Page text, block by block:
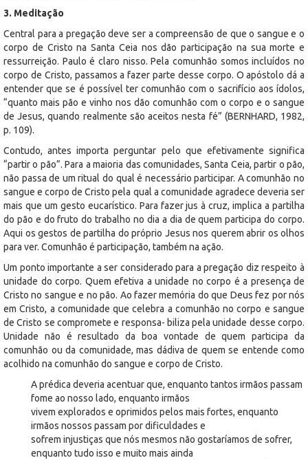
3. Meditação
Central para a pregação deve ser a compreensão de que o sangue e o
corpo de Cristo na Santa Ceia nos dão participação na sua morte e
ressurreição. Paulo é claro nisso. Pela comunhão somos incluídos no
corpo de Cristo, passamos a fazer parte desse corpo. O apóstolo dá a
entender que se é possível ter comunhão com o sacrifício aos ídolos,
“quanto mais pão e vinho nos dão comunhão com o corpo e o sangue
de Jesus, quando realmente são aceitos nesta fé” (BERNHARD, 1982,
p. 109).
Contudo, antes importa perguntar pelo que efetivamente significa
“partir o pão”. Para a maioria das comunidades, Santa Ceia, partir o pão,
não passa de um ritual do qual é necessário participar. A comunhão no
sangue e corpo de Cristo pela qual a comunidade agradece deveria ser
mais que um gesto eucarístico. Para fazer jus à cruz, implica a partilha
do pão e do fruto do trabalho no dia a dia de quem participa do corpo.
Aqui os gestos de partilha do próprio Jesus nos querem abrir os olhos
para ver. Comunhão é participação, também na ação.
Um ponto importante a ser considerado para a pregação diz respeito à
unidade do corpo. Quem efetiva a unidade no corpo é a presença de
Cristo no sangue e no pão. Ao fazer memória do que Deus fez por nós
em Cristo, a comunidade que celebra a comunhão no corpo e sangue
de Cristo se compromete e responsa- biliza pela unidade desse corpo.
Unidade não é resultado da boa vontade de quem participa da
comunhão ou da comunidade, mas dádiva de quem se entende como
acolhido na comunhão do sangue e corpo de Cristo.
A prédica deveria acentuar que, enquanto tantos irmãos passam
fome ao nosso lado, enquanto irmãos
vivem explorados e oprimidos pelos mais fortes, enquanto
irmãos nossos passam por dificuldades e
sofrem injustiças que nós mesmos não gostaríamos de sofrer,
enquanto tudo isso e muito mais ainda